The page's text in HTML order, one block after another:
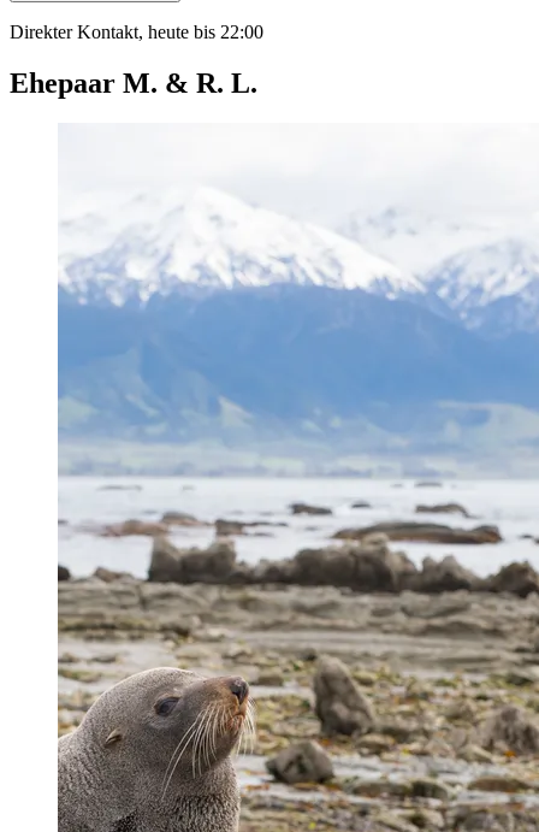
Direkter Kontakt, heute bis 22:00
Ehepaar M. & R. L.